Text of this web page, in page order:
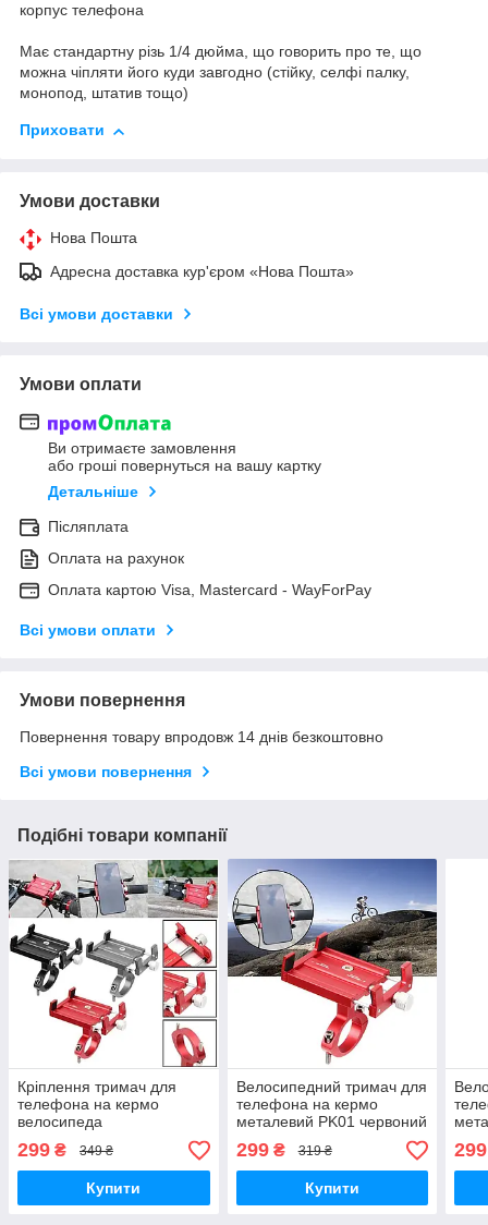
корпус телефона
Має стандартну різь 1/4 дюйма, що говорить про те, що
можна чіпляти його куди завгодно (стійку, селфі палку,
монопод, штатив тощо)
Приховати
Умови доставки
Нова Пошта
Адресна доставка кур'єром «Нова Пошта»
Всі умови доставки
Умови оплати
Ви отримаєте замовлення
або гроші повернуться на вашу картку
Детальніше
Післяплата
Оплата на рахунок
Оплата картою Visa, Mastercard - WayForPay
Всі умови оплати
Умови повернення
Повернення товару впродовж 14 днів безкоштовно
Всі умови повернення
Подібні товари компанії
Кріплення тримач для
телефона на кермо
велосипеда
299 ₴ 349 ₴
Купити
Велосипедний тримач для
телефона на кермо
металевий PK01 червоний
299₴ 319 ₴
Купити
299